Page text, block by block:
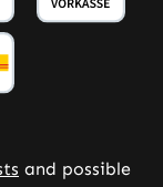
and possible